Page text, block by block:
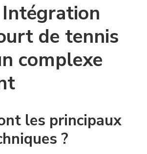
Intégration
de tennis
complexe
les principaux
?